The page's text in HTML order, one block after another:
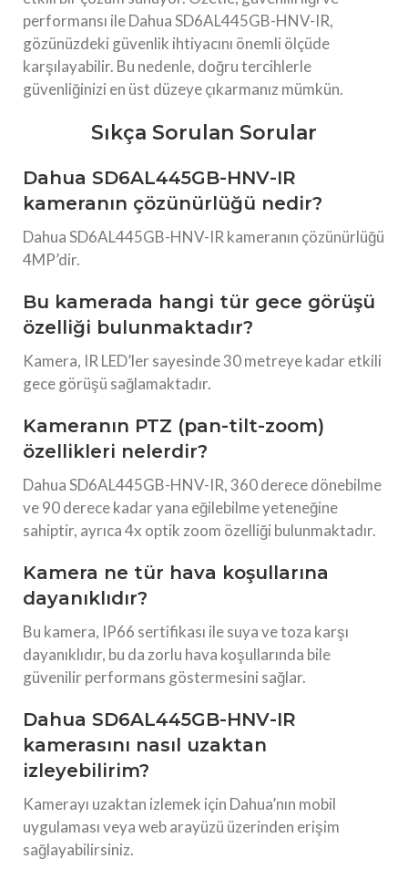
performansı ile Dahua SD6AL445GB-HNV-IR,
gözünüzdeki güvenlik ihtiyacını önemli ölçüde
karşılayabilir. Bu nedenle, doğru tercihlerle
güvenliğinizi en üst düzeye çıkarmanız mümkün.
Sıkça Sorulan Sorular
Dahua SD6AL445GB-HNV-IR
kameranın çözünürlüğü nedir?
Dahua SD6AL445GB-HNV-IR kameranın çözünürlüğü
4MP’dir.
Bu kamerada hangi tür gece görüşü
özelliği bulunmaktadır?
Kamera, IR LED’ler sayesinde 30 metreye kadar etkili
gece görüşü sağlamaktadır.
Kameranın PTZ (pan-tilt-zoom)
özellikleri nelerdir?
Dahua SD6AL445GB-HNV-IR, 360 derece dönebilme
ve 90 derece kadar yana eğilebilme yeteneğine
sahiptir, ayrıca 4x optik zoom özelliği bulunmaktadır.
Kamera ne tür hava koşullarına
dayanıklıdır?
Bu kamera, IP66 sertifikası ile suya ve toza karşı
dayanıklıdır, bu da zorlu hava koşullarında bile
güvenilir performans göstermesini sağlar.
Dahua SD6AL445GB-HNV-IR
kamerasını nasıl uzaktan
izleyebilirim?
Kamerayı uzaktan izlemek için Dahua’nın mobil
uygulaması veya web arayüzü üzerinden erişim
sağlayabilirsiniz.